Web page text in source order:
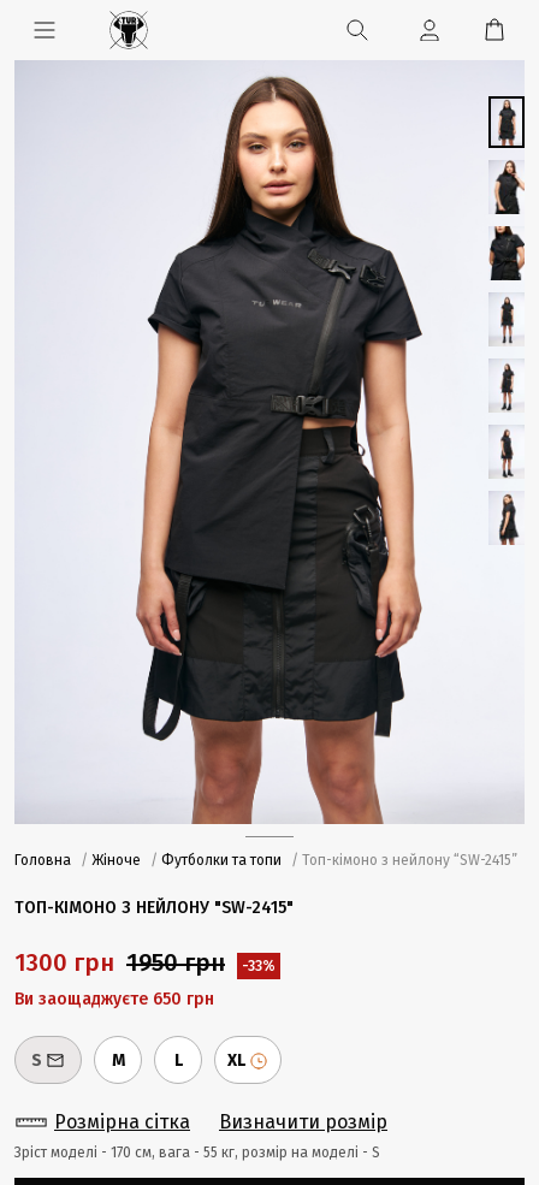
Головна / Жіноче / Футболки та топи / Топ-кімоно з нейлону “SW-2415”
ТОП-КІМОНО З НЕЙЛОНУ "SW-2415"
1300 грн 1950 грн -33%
Ви заощаджуєте 650 грн
S M L XL
Розмірна сітка Визначити розмір
Зріст моделі - 170 cм, вага - 55 кг, розмір на моделі - S